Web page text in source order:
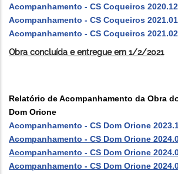
Acompanhamento - CS Coqueiros 2020.12
Acompanhamento - CS Coqueiros 2021.01
Acompanhamento - CS Coqueiros 2021.02
Obra concluída e entregue em 1/2/2021
Relatório de Acompanhamento da Obra
Dom Orione
Acompanhamento - CS Dom Orione
Acompanhamento - CS Dom Orione
Acompanhamento - CS Dom Orione
Acompanhamento - CS Dom Orione